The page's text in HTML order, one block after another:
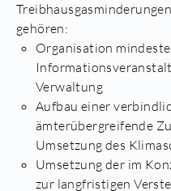
gehören:
Organisation
Verwaltung
Aufbau einer
ämterübergreifende
Umsetzung des
Umsetzung der im
zur langfristigen